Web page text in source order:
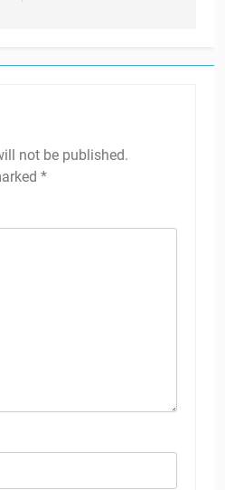
not be published.
*